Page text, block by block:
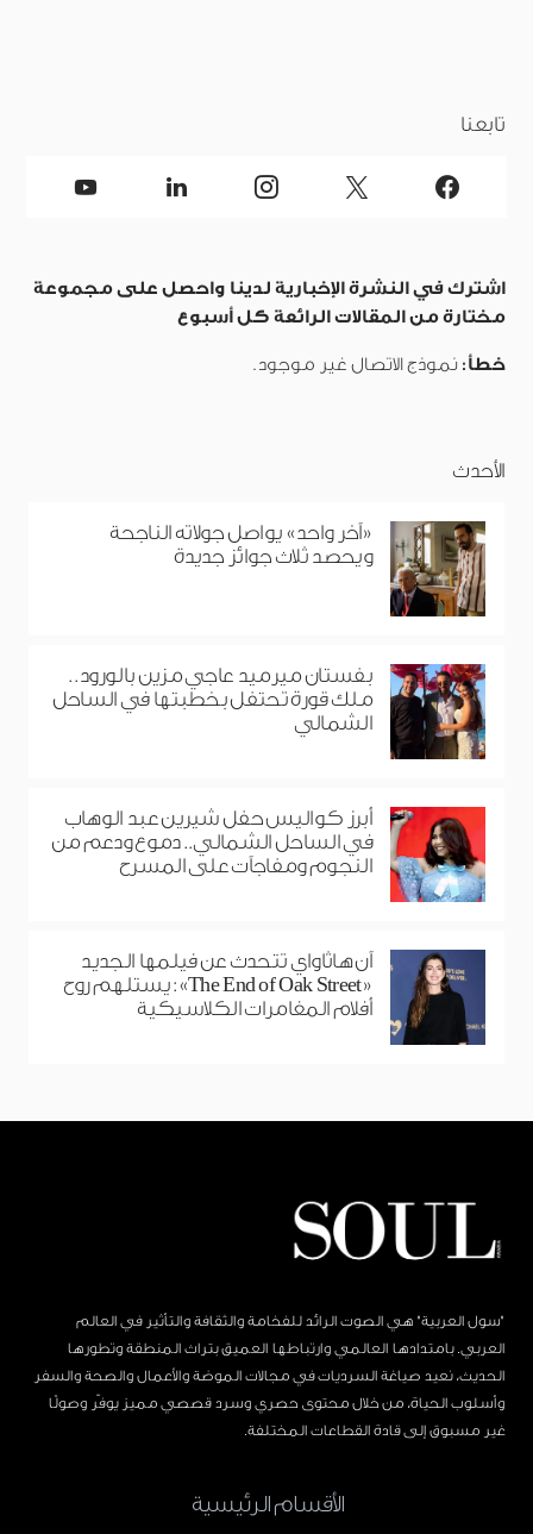
تابعنا
اشترك في النشرة الإخبارية لدينا واحصل على مجموعة
مختارة من المقالات الرائعة كل أسبوع
خطأ: نموذج الاتصال غير موجود.
الأحدث
«آخر واحد» يواصل جولاته الناجحة
ويحصد ثلاث جوائز جديدة
بفستان ميرميد عاجي مزين بالورود..
ملك قورة تحتفل بخطبتها في الساحل
الشمالي
أبرز كواليس حفل شيرين عبد الوهاب
في الساحل الشمالي.. دموع ودعم من
النجوم ومفاجآت على المسرح
آن هاثاواي تتحدث عن فيلمها الجديد
«The End of Oak Street»: يستلهم روح
أفلام المغامرات الكلاسيكية
"سول العربية" هي الصوت الرائد للفخامة والثقافة والتأثير في العالم
العربي. بامتدادها العالمي وارتباطها العميق بتراث المنطقة وتطورها
الحديث، نعيد صياغة السرديات في مجالات الموضة والأعمال والصحة والسفر
وأسلوب الحياة، من خلال محتوى حصري وسرد قصصي مميز يوفّر وصولًا
غير مسبوق إلى قادة القطاعات المختلفة.
الأقسام الرئيسية